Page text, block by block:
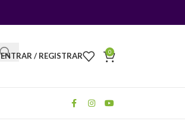
ENTRAR / REGISTRAR 0